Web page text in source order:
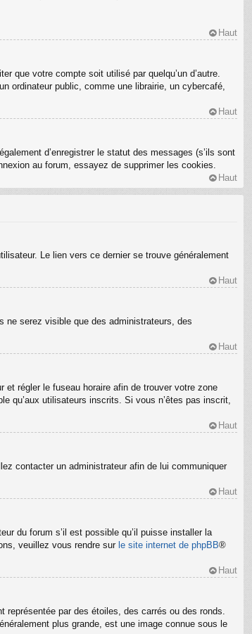
Haut
que votre compte soit utilisé par quelqu’un d’autre.
ordinateur public, comme une librairie, un cybercafé,
Haut
d’enregistrer le statut des messages (s’ils sont
au forum, essayez de supprimer les cookies.
Haut
Le lien vers ce dernier se trouve généralement
Haut
ne serez visible que des administrateurs, des
Haut
et régler le fuseau horaire afin de trouver votre zone
qu’aux utilisateurs inscrits. Si vous n’êtes pas inscrit,
Haut
contacter un administrateur afin de lui communiquer
Haut
du forum s’il est possible qu’il puisse installer la
veuillez vous rendre sur le site internet de phpBB®
Haut
par des étoiles, des carrés ou des ronds.
plus grande, est une image connue sous le